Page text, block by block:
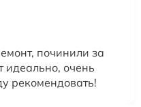
починили за
идеально, очень
рекомендовать!